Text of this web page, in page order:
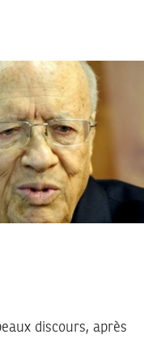
discours, après